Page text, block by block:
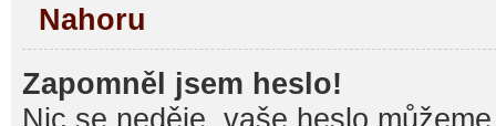
Nahoru
Zapomněl jsem heslo!
Nic se neděje, vaše heslo